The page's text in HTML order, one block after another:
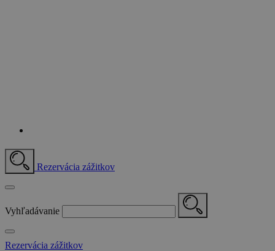
Rezervácia zážitkov
Vyhľadávanie
Rezervácia zážitkov